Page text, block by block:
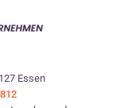
Essen